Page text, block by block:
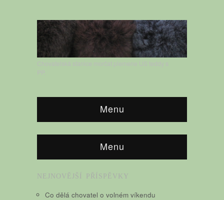
Menu
Menu
NEJNOVĚJŠÍ PŘÍSPĚVKY
Co dělá chovatel o volném víkendu